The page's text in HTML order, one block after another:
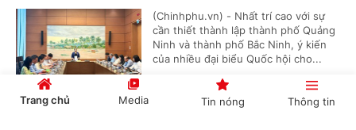
(Chinhphu.vn) - Nhất trí cao với sự
cần thiết thành lập thành phố Quảng
Ninh và thành phố Bắc Ninh, ý kiến
của nhiều đại biểu Quốc hội cho...
Trang chủ Media Tin nóng Thông tin